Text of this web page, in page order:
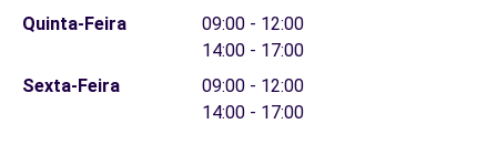
Quinta-Feira
09:00 - 12:00
14:00 - 17:00
Sexta-Feira
09:00 - 12:00
14:00 - 17:00